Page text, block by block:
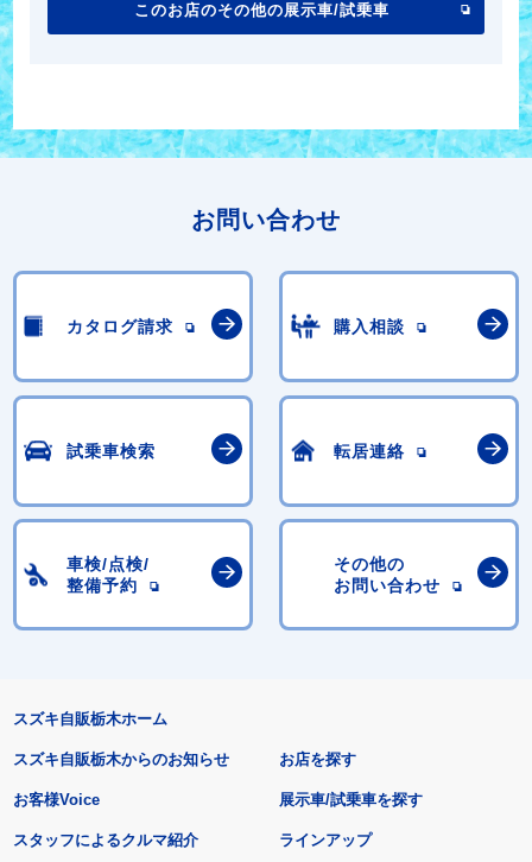
このお店のその他の展示車/試乗車
お問い合わせ
カタログ請求 購入相談
試乗車検索 転居連絡
車検/点検/
整備予約
その他の
お問い合わせ
スズキ自販栃木ホーム
スズキ自販栃木からのお知らせ
お客様Voice
スタッフによるクルマ紹介
お店を探す
展示車/試乗車を探す
ラインアップ